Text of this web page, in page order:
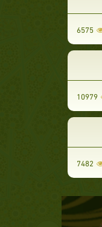
6575
10979
7482